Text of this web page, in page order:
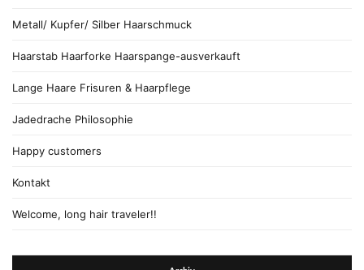
Metall/ Kupfer/ Silber Haarschmuck
Haarstab Haarforke Haarspange-ausverkauft
Lange Haare Frisuren & Haarpflege
Jadedrache Philosophie
Happy customers
Kontakt
Welcome, long hair traveler!!